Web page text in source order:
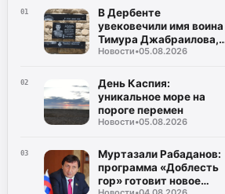
01
В Дербенте
увековечили имя воина
Тимура Джабраилова,
отдавшего жизнь за
Новости•05.08.2026
02
День Каспия:
уникальное море на
пороге перемен
Новости•05.08.2026
03
Муртазали Рабаданов:
программа «Доблесть
гор» готовит новое